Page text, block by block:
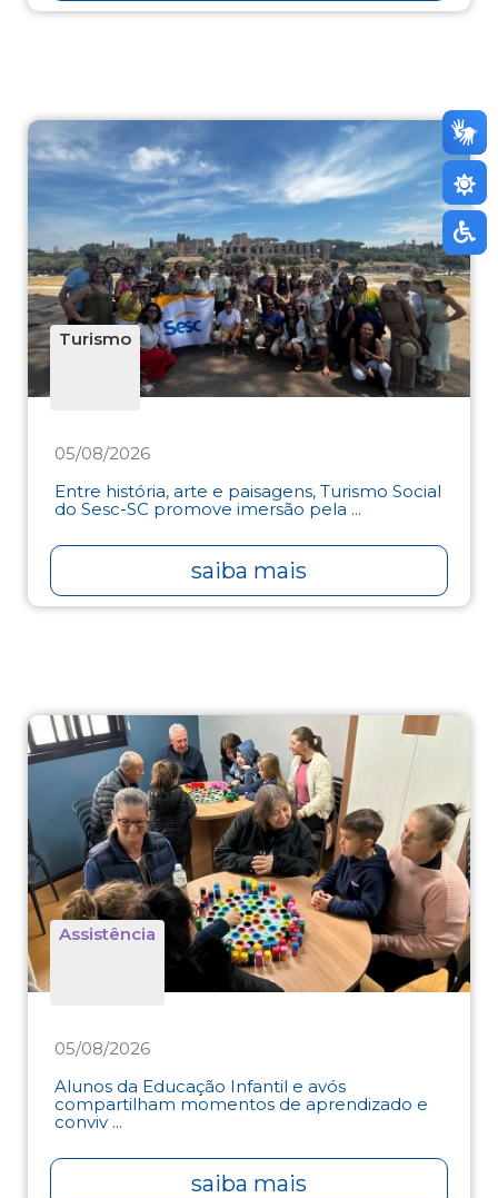
Turismo
05/08/2026
Entre história, arte e paisagens, Turismo Social
do Sesc-SC promove imersão pela ...
saiba mais
Assistência
05/08/2026
Alunos da Educação Infantil e avós
compartilham momentos de aprendizado e
conviv ...
saiba mais